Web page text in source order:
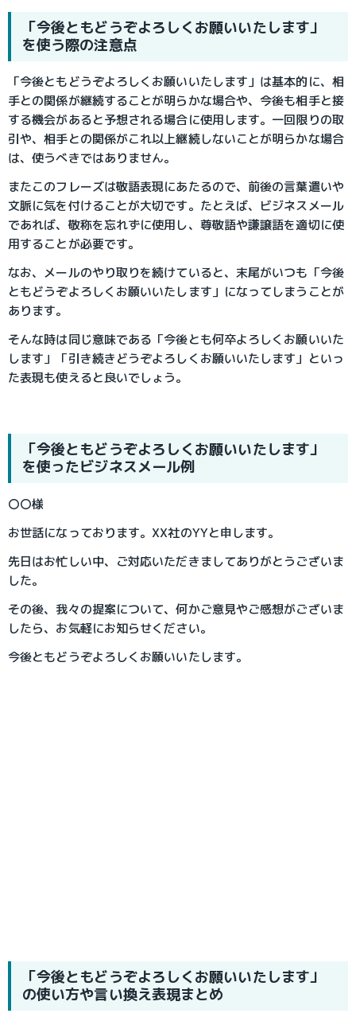
「今後ともどうぞよろしくお願いいたします」
を使う際の注意点
「今後ともどうぞよろしくお願いいたします」は基本的に、相
手との関係が継続することが明らかな場合や、今後も相手と接
する機会があると予想される場合に使用します。一回限りの取
引や、相手との関係がこれ以上継続しないことが明らかな場合
は、使うべきではありません。
またこのフレーズは敬語表現にあたるので、前後の言葉遣いや
文脈に気を付けることが大切です。たとえば、ビジネスメール
であれば、敬称を忘れずに使用し、尊敬語や謙譲語を適切に使
用することが必要です。
なお、メールのやり取りを続けていると、末尾がいつも「今後
ともどうぞよろしくお願いいたします」になってしまうことが
あります。
そんな時は同じ意味である「今後とも何卒よろしくお願いいた
します」「引き続きどうぞよろしくお願いいたします」といっ
た表現も使えると良いでしょう。
「今後ともどうぞよろしくお願いいたします」
を使ったビジネスメール例
〇〇様
お世話になっております。XX社のYYと申します。
先日はお忙しい中、ご対応いただきましてありがとうございま
した。
その後、我々の提案について、何かご意見やご感想がございま
したら、お気軽にお知らせください。
今後ともどうぞよろしくお願いいたします。
「今後ともどうぞよろしくお願いいたします」
の使い方や言い換え表現まとめ